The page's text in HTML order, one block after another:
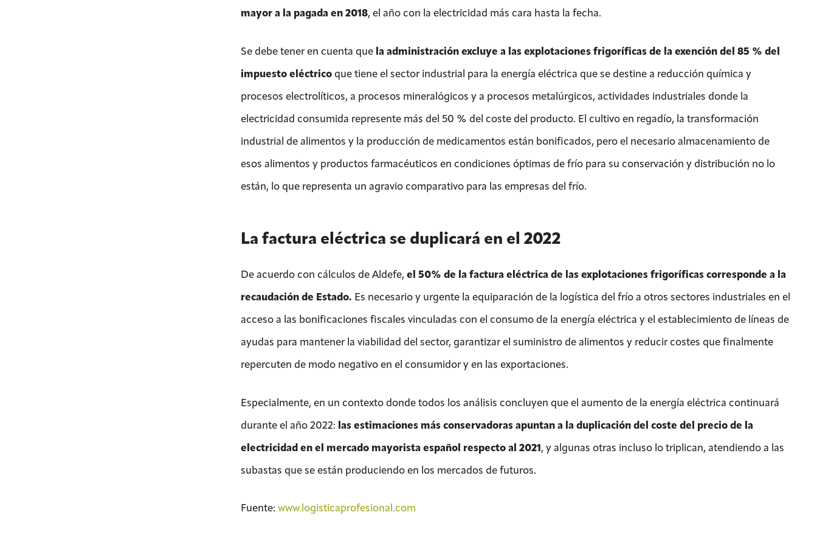
mayor a la pagada en 2018, el año con la electricidad más cara hasta la fecha.
Se debe tener en cuenta que la administración excluye a las explotaciones frigoríficas de la exención del 85 % del
impuesto eléctricoque tiene el sector industrial para la energía eléctrica que se destine a reducción química y
procesos electrolíticos, a procesos mineralógicos y a procesos metalúrgicos, actividades industriales donde la
electricidad consumida represente más del 50 % del coste del producto. El cultivo en regadío, la transformación
industrial de alimentos y la producción de medicamentos están bonificados, pero el necesario almacenamiento de
esos alimentos y productos farmacéuticos en condiciones óptimas de frío para su conservación y distribución no lo
están, lo que representa un agravio comparativo para las empresas del frío.
La factura eléctrica se duplicará en el 2022
De acuerdo con cálculos de Aldefe, el 50% de la factura eléctrica de las explotaciones frigoríficas corresponde a la
recaudación de Estado. Es necesario y urgente la equiparación de la logística del frío a otros sectores industriales en el
acceso a las bonificaciones fiscales vinculadas con el consumo de la energía eléctrica y el establecimiento de líneas de
ayudas para mantener la viabilidad del sector, garantizar el suministro de alimentos y reducir costes que finalmente
repercuten de modo negativo en el consumidor y en las exportaciones.
Especialmente, en un contexto donde todos los análisis concluyen que el aumento de la energía eléctrica continuará
durante el año 2022: las estimaciones más conservadoras apuntan a la duplicación del coste del precio de la
electricidad en el mercado mayorista español respecto al 2021, y algunas otras incluso lo triplican, atendiendo a las
subastas que se están produciendo en los mercados de futuros.
Fuente: www.logisticaprofesional.com